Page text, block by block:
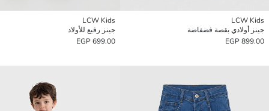
LCW Kids
جينز أولادي بقصة فضفاضة
899.00 EGP
LCW Kids
جينز رفيع للأولاد
699.00 EGP